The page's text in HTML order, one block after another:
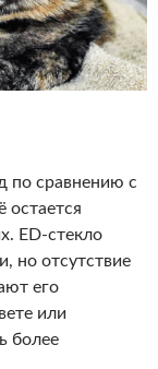
по сравнению с
остается
ED-стекло
но отсутствие
его
или
более